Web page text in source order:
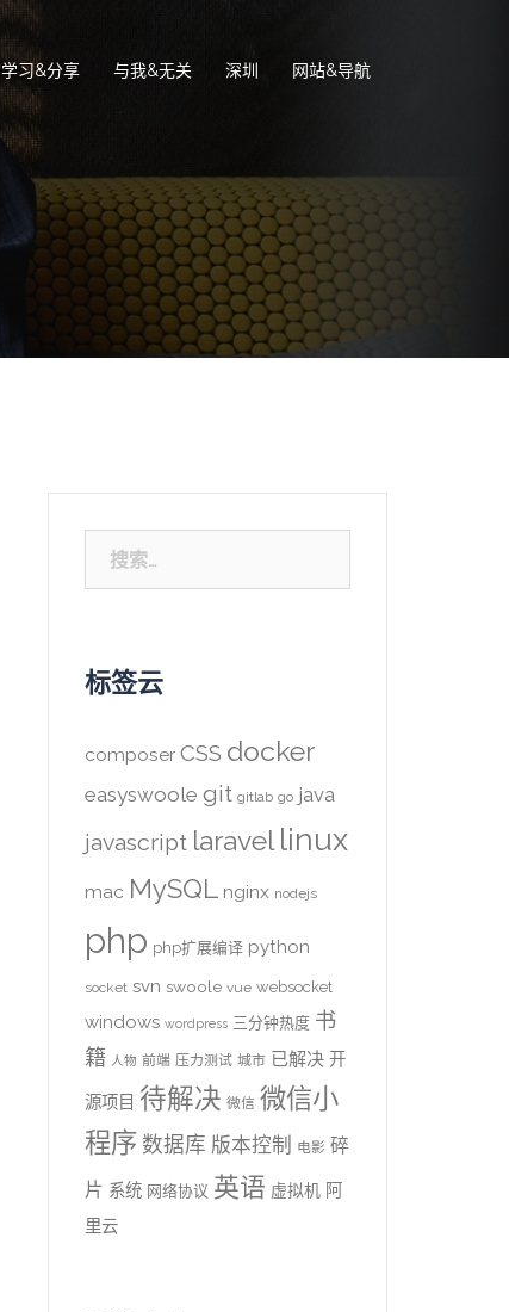
学习&分享 与我&无关 深圳 网站&导航
索：
标签云
composer CSS docker
easyswoole git gitlab go java
javascript laravel linux
mac MySQL nginx nodejs
php php扩展编译 python
socket svn swoole vue websocket
windows wordpress 三分钟热度 书
籍 人物 前端 压力测试 城市 已解决 开
源项目 待解决 微信 微信小
程序 数据库 版本控制 电影 碎
片 系统 网络协议 英语 虚拟机 阿
里云